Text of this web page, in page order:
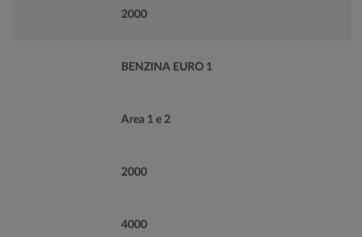
2000
BENZINA EURO 1
Area 1 e 2
2000
4000